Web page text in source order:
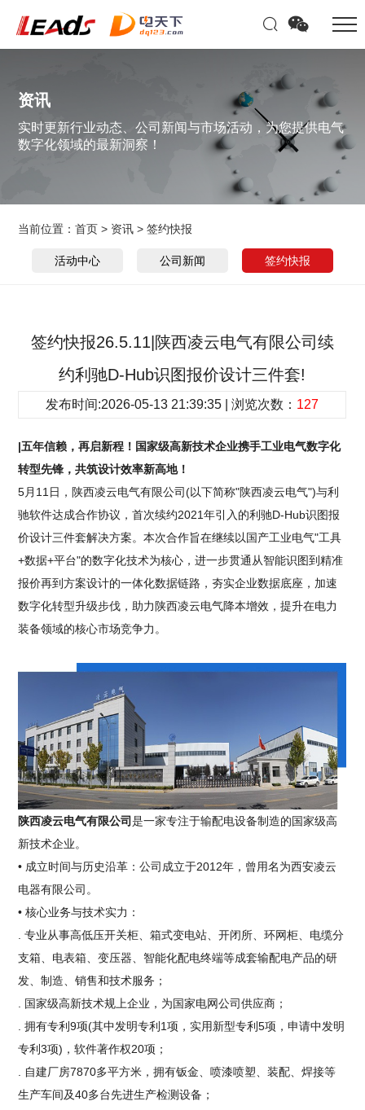
资讯
实时更新行业动态、公司新闻与市场活动，为您提供电气
数字化领域的最新洞察！
当前位置：首页 > 资讯 >签约快报
活动中心 公司新闻 签约快报
签约快报26.5.11|陕西凌云电气有限公司续
约利驰D-Hub识图报价设计三件套!
发布时间:2026-05-13 21:39:35 | 浏览次数： 127
|五年信赖，再启新程！国家级高新技术企业携手工业电气数字化
转型先锋，共筑设计效率新高地！
5月11日，陕西凌云电气有限公司(以下简称"陕西凌云电气")与利
驰软件达成合作协议，首次续约2021年引入的利驰D-Hub识图报
价设计三件套解决方案。本次合作旨在继续以国产工业电气"工具
+数据+平台"的数字化技术为核心，进一步贯通从智能识图到精准
报价再到方案设计的一体化数据链路，夯实企业数据底座，加速
数字化转型升级步伐，助力陕西凌云电气降本增效，提升在电力
装备领域的核心市场竞争力。
陕西凌云电气有限公司是一家专注于输配电设备制造的国家级高
新技术企业。
• 成立时间与历史沿革：公司成立于2012年，曾用名为西安凌云
电器有限公司。
• 核心业务与技术实力：
. 专业从事高低压开关柜、箱式变电站、开闭所、环网柜、电缆分
支箱、电表箱、变压器、智能化配电终端等成套输配电产品的研
发、制造、销售和技术服务；
. 国家级高新技术规上企业，为国家电网公司供应商；
. 拥有专利9项(其中发明专利1项，实用新型专利5项，申请中发明
专利3项)，软件著作权20项；
. 自建厂房7870多平方米，拥有钣金、喷漆喷塑、装配、焊接等
生产车间及40多台先进生产检测设备；